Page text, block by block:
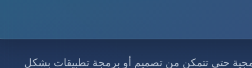
حتى تتمكن من تصميم أو برمجة تطبيقات بشكل